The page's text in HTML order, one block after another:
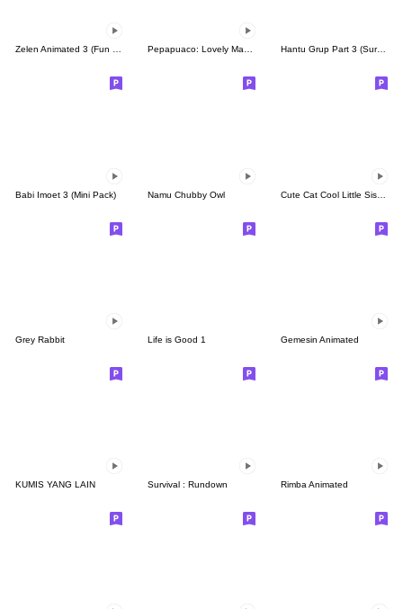
Zelen Animated 3 (Fun Pack) Pepapuaco: Lovely Manghost Hantu Grup Part 3 (Suroboyoan)
Babi Imoet 3 (Mini Pack) Namu Chubby Owl Cute Cat Cool Little Sister in Love
Grey Rabbit Life is Good 1 Gemesin Animated
KUMIS YANG LAIN Survival : Rundown Rimba Animated